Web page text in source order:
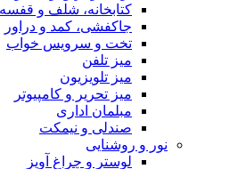
کتابخانه، شلف و
جاکفشی، کمد و دراور
تخت و سرویس خواب
میز تلفن
میز تلویزیون
میز تحریر و کامپیوتر
مبلمان اداری
صندلی و نیمکت
نور و روشنایی
لوستر و چراغ آویز